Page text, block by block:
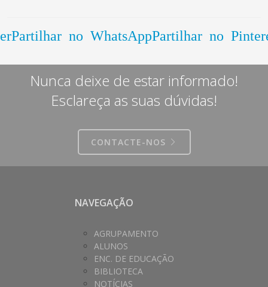
Partilhar no WhatsAppPartilhar no
Nunca deixe de estar informado!
Esclareça as suas dúvidas!
CONTACTE-NOS
NAVEGAÇÃO
AGRUPAMENTO
ALUNOS
ENC. DE EDUCAÇÃO
BIBLIOTECA
NOTÍCIAS